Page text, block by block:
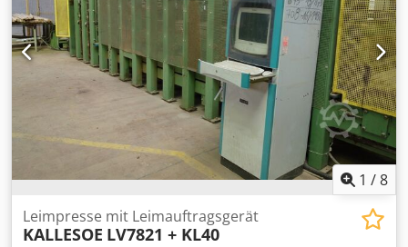
Beschickstation) Dcodjfi Tg Hopfx Ai Isk Elektrische
Schalttafel trenn Perimeter-Sicherheitsgitter mit
Sicherheitsteppichern Arbeitsfähigkeit (Takten / min) 16
(ca.) Plattendicken (min/max) mm 10 / 50 (ca.) Min.
Plattenabmessungen mm 250 x 320 (ca.) Max.
Plattenabmessungen mm 1300 x 3000 (ca.)
Gesamtanschlusswert Kw 30
1 /8
Leimpresse mit Leimauftragsgerät
KALLESOE LV7821 + KL40